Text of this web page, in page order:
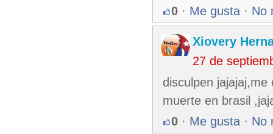
0 · Me gusta · No
Xiovery
27 de
disculpen
muerte en brasil
0 · Me gusta · No